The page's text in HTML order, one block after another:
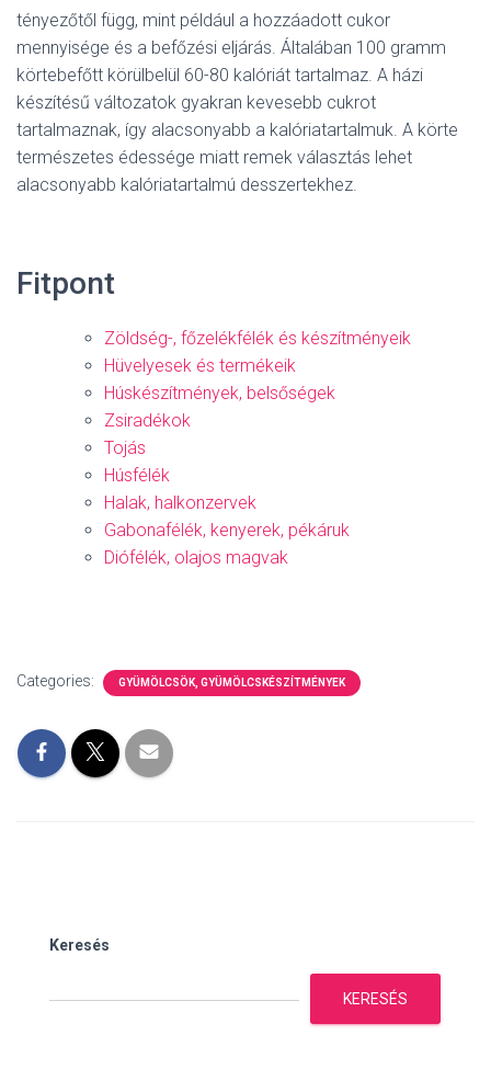
tényezőtől függ, mint például a hozzáadott cukor
mennyisége és a befőzési eljárás. Általában 100 gramm
körtebefőtt körülbelül 60-80 kalóriát tartalmaz. A házi
készítésű változatok gyakran kevesebb cukrot
tartalmaznak, így alacsonyabb a kalóriatartalmuk. A körte
természetes édessége miatt remek választás lehet
alacsonyabb kalóriatartalmú desszertekhez.
Fitpont
Zöldség-, főzelékfélék és készítményeik
Hüvelyesek és termékeik
Húskészítmények, belsőségek
Zsiradékok
Tojás
Húsfélék
Halak, halkonzervek
Gabonafélék, kenyerek, pékáruk
Diófélék, olajos magvak
Categories: GYÜMÖLCSÖK, GYÜMÖLCSKÉSZÍTMÉNYEK
Keresés
KERESÉS